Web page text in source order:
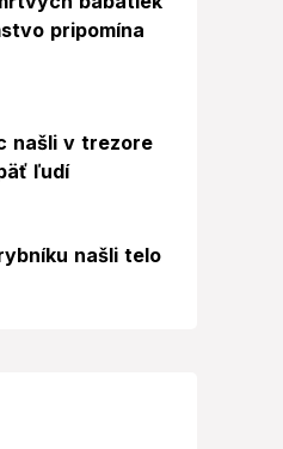
pripomína
našli v trezore
ľudí
našli telo